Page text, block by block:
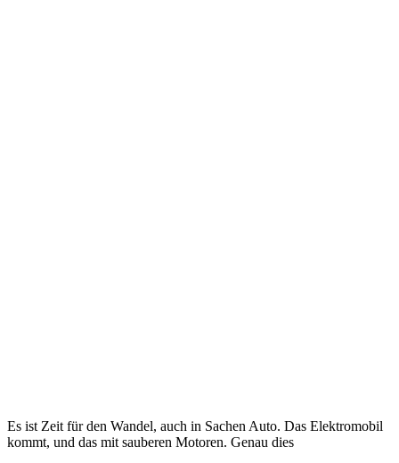
Es ist Zeit für den Wandel, auch in Sachen Auto. Das Elektromobil
kommt, und das mit sauberen Motoren. Genau dies